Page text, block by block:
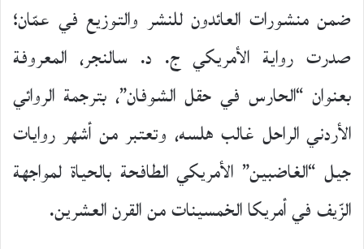
ضمن منشورات العائدون للنشر والتوزيع في عمّان؛
صدرت رواية الأمريكي ج. د. سالنجر، المعروفة
بعنوان “الحارس في حقل الشوفان”، بترجمة الروائي
الأردني الراحل غالب هلسه، وتعتبر من أشهر روايات
جيل “الغاضبين” الأمريكي الطافحة بالحياة لمواجهة
الزّيف في أمريكا الخمسينات من القرن العشرين.